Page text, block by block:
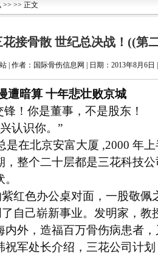
>> >> 正文
花接骨散 世纪总决战！((第
| 作者：国际骨伤信息网 | 日期：2013年8月6日
遭暗算 十年悲壮败京城
！你是董事，不是股东！
认识你。”
是在北京安富大厦 ,2000 年
，整个二十层都是三花科技
红色办公桌对面，一股敬佩
自己崭新事业。发明家，教
内外，造福百万骨伤病患者
祝军处长介绍，三花公司计